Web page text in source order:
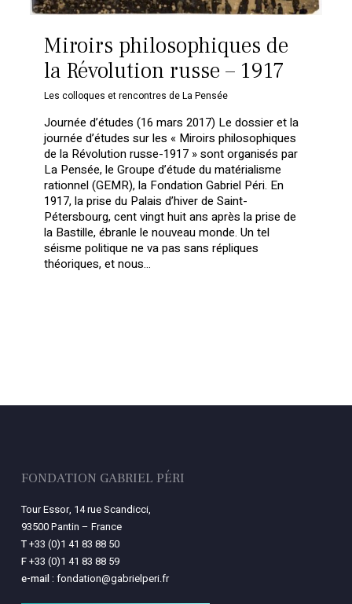
Miroirs philosophiques de
la Révolution russe – 1917
Les colloques et rencontres de La Pensée
Journée d’études (16 mars 2017) Le dossier et la
journée d’études sur les « Miroirs philosophiques
de la Révolution russe-1917 » sont organisés par
La Pensée, le Groupe d’étude du matérialisme
rationnel (GEMR), la Fondation Gabriel Péri. En
1917, la prise du Palais d’hiver de Saint-
Pétersbourg, cent vingt huit ans après la prise de
la Bastille, ébranle le nouveau monde. Un tel
séisme politique ne va pas sans répliques
théoriques, et nous…
FONDATION GABRIEL PÉRI
Tour Essor, 14 rue Scandicci,
93500 Pantin – France
T+33 (0)1 41 83 88 50
F+33 (0)1 41 83 88 59
e-mail : fondation@gabrielperi.fr